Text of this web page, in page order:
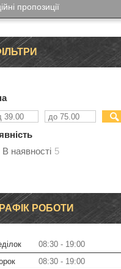
пропозиції
В наявності 5
РОБОТИ
08:30
19:00
08:30
19:00